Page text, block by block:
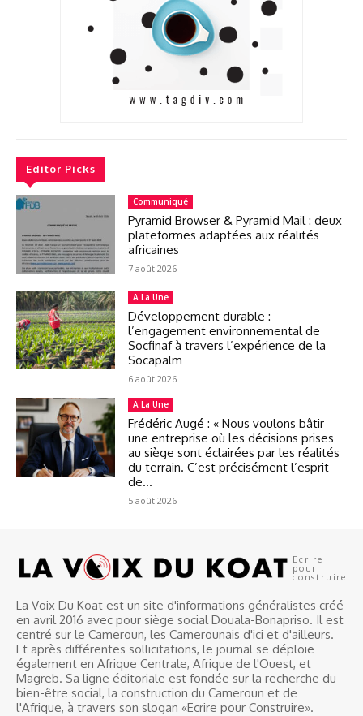
Editor Picks
Communiqué
Pyramid Browser & Pyramid Mail : deux
plateformes adaptées aux réalités
africaines
7 août 2026
A La Une
Développement durable :
l’engagement environnemental de
Socfinaf à travers l’expérience de la
Socapalm
6 août 2026
A La Une
Frédéric Augé : « Nous voulons bâtir
une entreprise où les décisions prises
au siège sont éclairées par les réalités
du terrain. C’est précisément l’esprit
de...
5 août 2026
Ecrire
pour
construire
La Voix Du Koat est un site d'informations généralistes créé
en avril 2016 avec pour siège social Douala-Bonapriso. Il est
centré sur le Cameroun, les Camerounais d'ici et d'ailleurs.
Et après différentes sollicitations, le journal se déploie
également en Afrique Centrale, Afrique de l'Ouest, et
Magreb. Sa ligne éditoriale est fondée sur la recherche du
bien-être social, la construction du Cameroun et de
l'Afrique, à travers son slogan «Ecrire pour Construire».